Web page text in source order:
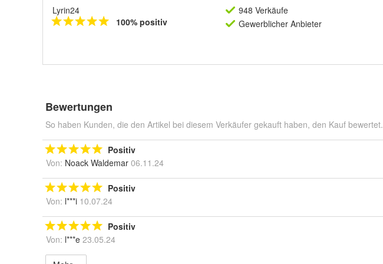
Lyrin24
100% positiv
948 Verkäufe
Gewerblicher Anbieter
Bewertungen
So haben Kunden, die den Artikel bei diesem Verkäufer gekauft haben, den Kauf bewertet.
Positiv
Von: Noack Waldemar 06.11.24
Positiv
Von: l***i 10.07.24
Positiv
Von: l***e 23.05.24